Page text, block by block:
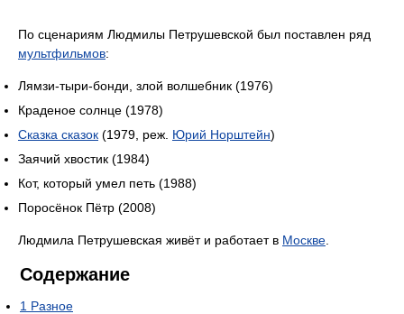
По сценариям Людмилы Петрушевской был поставлен ряд
мультфильмов:
Лямзи-тыри-бонди, злой волшебник (1976)
Краденое солнце (1978)
Сказка сказок (1979, реж. Юрий Норштейн)
Заячий хвостик (1984)
Кот, который умел петь (1988)
Поросёнок Пётр (2008)
Людмила Петрушевская живёт и работает в Москве
Содержание
1 Разное